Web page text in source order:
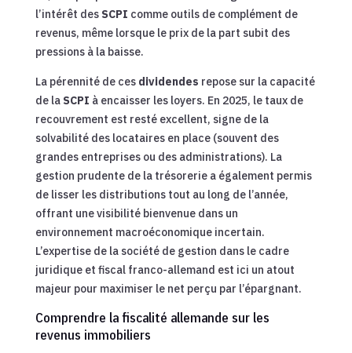
l’intérêt des SCPI comme outils de complément de
revenus, même lorsque le prix de la part subit des
pressions à la baisse.
La pérennité de ces dividendes repose sur la capacité
de la SCPI à encaisser les loyers. En 2025, le taux de
recouvrement est resté excellent, signe de la
solvabilité des locataires en place (souvent des
grandes entreprises ou des administrations). La
gestion prudente de la trésorerie a également permis
de lisser les distributions tout au long de l’année,
offrant une visibilité bienvenue dans un
environnement macroéconomique incertain.
L’expertise de la société de gestion dans le cadre
juridique et fiscal franco-allemand est ici un atout
majeur pour maximiser le net perçu par l’épargnant.
Comprendre la fiscalité allemande sur les
revenus immobiliers